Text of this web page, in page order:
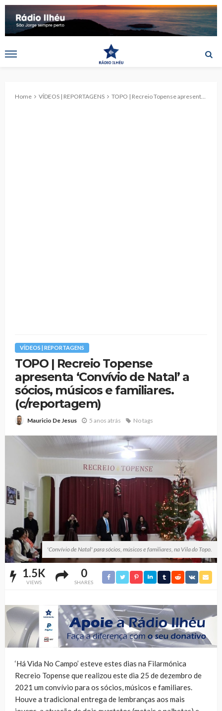
Home VÍDEOS | REPORTAGENS TOPO | Recreio Topense apresenta ‘Convívio de Natal’ a sócios, músicos e familiares. (c/reportagem)
VÍDEOS | REPORTAGENS
TOPO | Recreio Topense
apresenta ‘Convívio de Natal’ a
sócios, músicos e familiares.
(c/reportagem)
Mauricio De Jesus 5 anos atrás No tags
'Convívio de Natal' para sócios, músicos e familiares, na Vila do Topo.
1.5K
VIEWS
0
SHARES
‘Há Vida No Campo’ esteve estes dias na Filarmónica
Recreio Topense que realizou este dia 25 de dezembro de
2021 um convívio para os sócios, músicos e familiares.
Houve a tradicional entrega de lembranças aos mais